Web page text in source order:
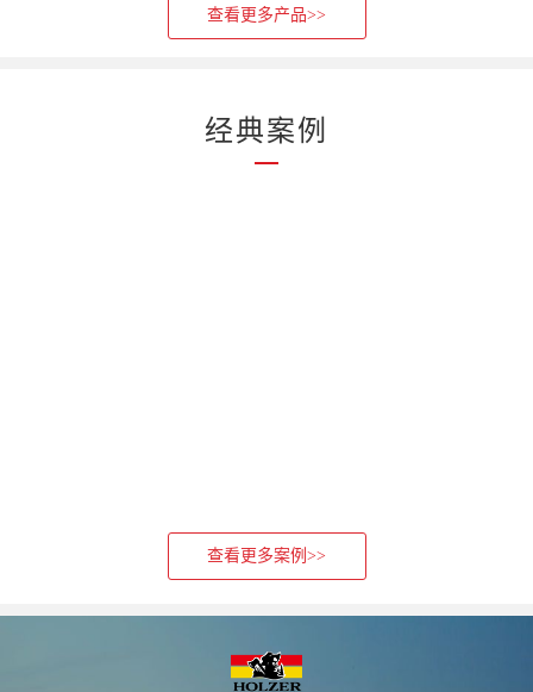
查看更多产品>>
经典案例
查看更多案例>>